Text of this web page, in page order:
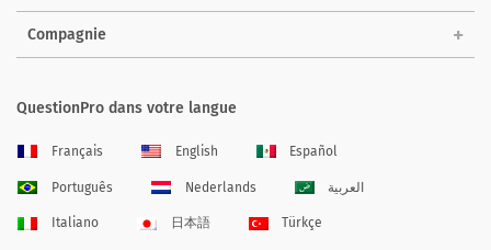
Compagnie
QuestionPro dans votre langue
Français English Español
Português Nederlands العربية
Italiano 日本語 Türkçe